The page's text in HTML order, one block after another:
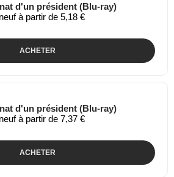
d'un président (Blu-ray)
neuf à partir de 5,18 €
ACHETER
d'un président (Blu-ray)
neuf à partir de 7,37 €
ACHETER